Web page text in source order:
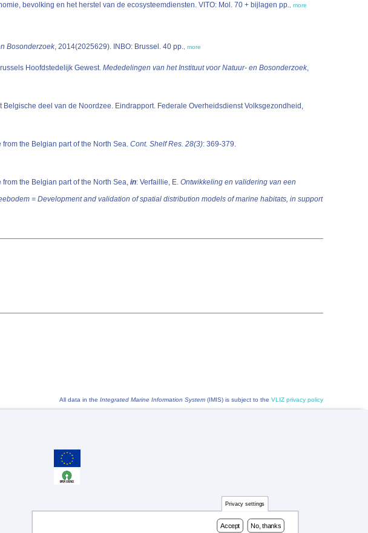
(2015). Evaluatie van de socio-economisch impact van het FLANDRE project op de lokale economie, bevolking en het herstel van de ecosysteemdiensten. VITO: Mol. 70 + bijlagen pp. more
Bosonderzoek, 2014(2025629). INBO: Brussel. 40 pp. more
Hoofdstedelijk Gewest. Mededelingen van het Instituut voor Natuur- en Bosonderzoek,
deel van de Noordzee. Eindrapport. Federale Overheidsdienst Volksgezondheid,
the Belgian part of the North Sea. Cont. Shelf Res. 28(3): 369-379.
the Belgian part of the North Sea, in: Verfaillie, E. Ontwikkeling en validering van een
= Development and validation of spatial distribution models of marine habitats, in support
All data in the Integrated Marine Information System (IMIS) is subject to the VLIZ privacy policy
Privacy settings
Accept No, thanks